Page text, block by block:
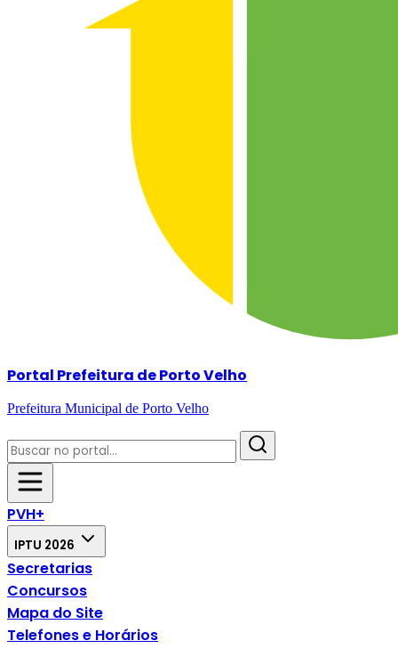
Portal Prefeitura de Porto Velho
Prefeitura Municipal de Porto Velho
PVH+
IPTU 2026
Secretarias
Concursos
Mapa do Site
Telefones e Horários